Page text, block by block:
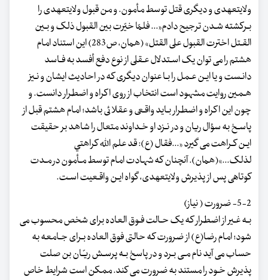
ولایت‏عهدی و دیگری قتل توسط مأمون. و من قبول ولایت‏عهدی را
بـرکشته شـدن ترجیح دادم«... فلمّا خیّرت بین القبول ذلک و بـین
القـتل اخترت القبول علی القتل» (همان، ص283) این استناد امام
هشتم را می توان یک اسـتدلال عـقلی از نوع دفع أفسد به فـاسد
دانـست و یا ایـن عـمل را بـا عنوان دیگری که در احادیث ایشان و نـیز
هـمین روایت مشهود است انتخاب از روی اکراه و اضطرار دانست. و
چون این اکراه و اضطرار بـاید واقـعی و عقلائی باشد؛ امام هشتم قبل از
پاسـخ به سؤال ریان و در نـزد او خـداوند متعال را شاهد بر حقیقت
ایـن کـراهت می گیرد «...فقال (ع): قد علم الله کراهتي
لذلک...»(همان). آنچنان که شهادت امام توسط مـأمون در مـدت
کوتاهی پس از پذیرش ولایت‏عهدی، گواه ایـن واقـعیت اسـت.
5-2- ضرورت ( نیاز)
بـه غـیر از اضطرار که یک حـالت فـوق العاده برای شخص محسوب می
شود؛ امام رضا(ع) از ضرورت که حالتی فوق العاده بـرای جـامعه به
حساب می آید نام مـی بـرد و در پاسخ بـه پرسـش ریـّان بن صلت
پذیرش خـود را مستند به ضرورت می کند. ممکن است شرایط خاص